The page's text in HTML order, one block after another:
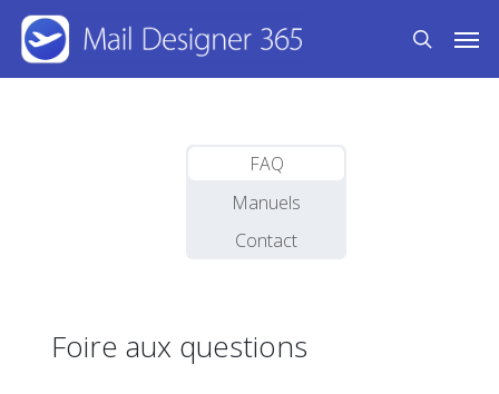
Skip
main
search
FAQ
Manuels
Contact
Foire aux questions